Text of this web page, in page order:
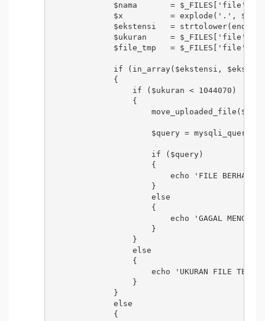
$nama       =
$x          = explode('.',
$ekstensi   =
$ukuran     =
$file_tmp   =
if (in_array($ekstensi,
            {
                if ($ukuran < 1044070)
                {
$query =
                    if ($query)
                    {
echo 'FILE BERHASIL
                    }
                    else
                    {
echo 'GAGAL
                    }
                }
                else
                {
echo 'UKURAN FILE
                }
            }
            else
            {